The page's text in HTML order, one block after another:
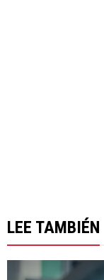
LEE TAMBIÉN